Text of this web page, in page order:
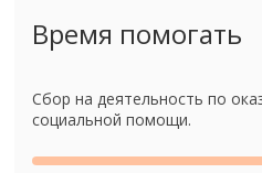
Время помогать
Сбор на деятельность по
социальной помощи.